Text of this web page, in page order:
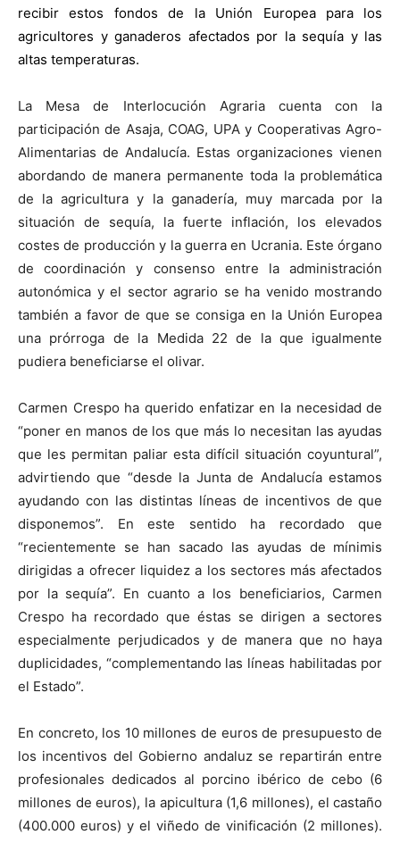
recibir estos fondos de la Unión Europea para los
agricultores y ganaderos afectados por la sequía y las
altas temperaturas.
La Mesa de Interlocución Agraria cuenta con la
participación de Asaja, COAG, UPA y Cooperativas Agro-
Alimentarias de Andalucía. Estas organizaciones vienen
abordando de manera permanente toda la problemática
de la agricultura y la ganadería, muy marcada por la
situación de sequía, la fuerte inflación, los elevados
costes de producción y la guerra en Ucrania. Este órgano
de coordinación y consenso entre la administración
autonómica y el sector agrario se ha venido mostrando
también a favor de que se consiga en la Unión Europea
una prórroga de la Medida 22 de la que igualmente
pudiera beneficiarse el olivar.
Carmen Crespo ha querido enfatizar en la necesidad de
“poner en manos de los que más lo necesitan las ayudas
que les permitan paliar esta difícil situación coyuntural”,
advirtiendo que “desde la Junta de Andalucía estamos
ayudando con las distintas líneas de incentivos de que
disponemos”. En este sentido ha recordado que
“recientemente se han sacado las ayudas de mínimis
dirigidas a ofrecer liquidez a los sectores más afectados
por la sequía”. En cuanto a los beneficiarios, Carmen
Crespo ha recordado que éstas se dirigen a sectores
especialmente perjudicados y de manera que no haya
duplicidades, “complementando las líneas habilitadas por
el Estado”.
En concreto, los 10 millones de euros de presupuesto de
los incentivos del Gobierno andaluz se repartirán entre
profesionales dedicados al porcino ibérico de cebo (6
millones de euros), la apicultura (1,6 millones), el castaño
(400.000 euros) y el viñedo de vinificación (2 millones).